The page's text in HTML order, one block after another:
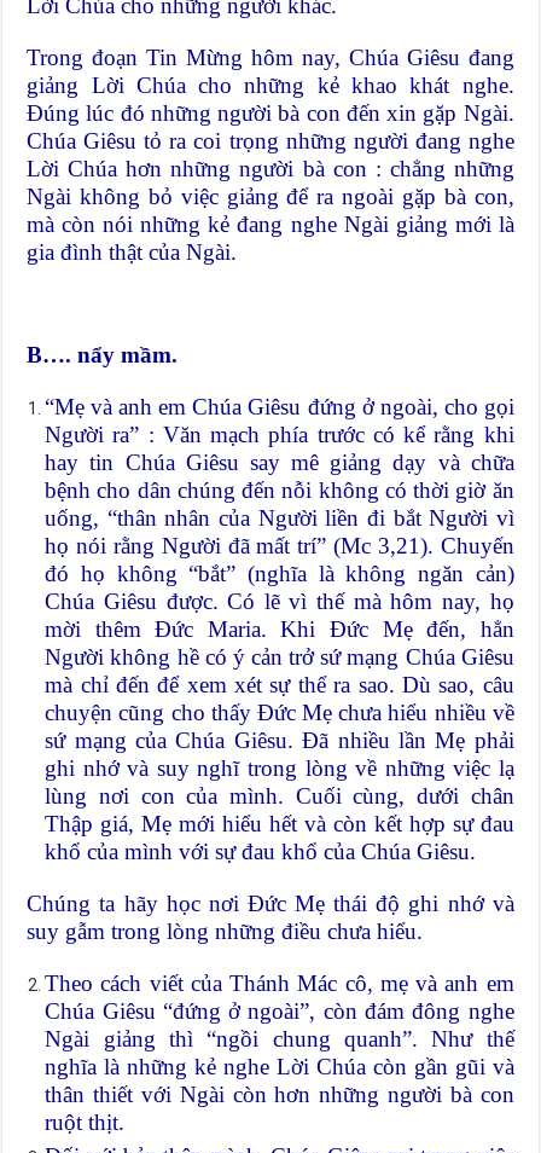
Trong đoạn Tin Mừng hôm nay, Chúa Giêsu đang
giảng Lời Chúa cho những kẻ khao khát nghe.
Đúng lúc đó những người bà con đến xin gặp Ngài.
Chúa Giêsu tỏ ra coi trọng những người đang nghe
Lời Chúa hơn những người bà con : chẳng những
Ngài không bỏ việc giảng để ra ngoài gặp bà con,
mà còn nói những kẻ đang nghe Ngài giảng mới là
gia đình thật của Ngài.
B…. nẩy mầm.
“Mẹ và anh em Chúa Giêsu đứng ở ngoài, cho gọi
Người ra” : Văn mạch phía trước có kể rằng khi
hay tin Chúa Giêsu say mê giảng dạy và chữa
bệnh cho dân chúng đến nỗi không có thời giờ ăn
uống, “thân nhân của Người liền đi bắt Người vì
họ nói rằng Người đã mất trí” (Mc 3,21). Chuyến
đó họ không “bắt” (nghĩa là không ngăn cản)
Chúa Giêsu được. Có lẽ vì thế mà hôm nay, họ
mời thêm Đức Maria. Khi Đức Mẹ đến, hẳn
Người không hề có ý cản trở sứ mạng Chúa Giêsu
mà chỉ đến để xem xét sự thể ra sao. Dù sao, câu
chuyện cũng cho thấy Đức Mẹ chưa hiểu nhiều về
sứ mạng của Chúa Giêsu. Đã nhiều lần Mẹ phải
ghi nhớ và suy nghĩ trong lòng về những việc lạ
lùng nơi con của mình. Cuối cùng, dưới chân
Thập giá, Mẹ mới hiểu hết và còn kết hợp sự đau
khổ của mình với sự đau khổ của Chúa Giêsu.
Chúng ta hãy học nơi Đức Mẹ thái độ ghi nhớ và
suy gẫm trong lòng những điều chưa hiểu.
Theo cách viết của Thánh Mác cô, mẹ và anh em
Chúa Giêsu “đứng ở ngoài”, còn đám đông nghe
Ngài giảng thì “ngồi chung quanh”. Như thế
nghĩa là những kẻ nghe Lời Chúa còn gần gũi và
thân thiết với Ngài còn hơn những người bà con
ruột thịt.